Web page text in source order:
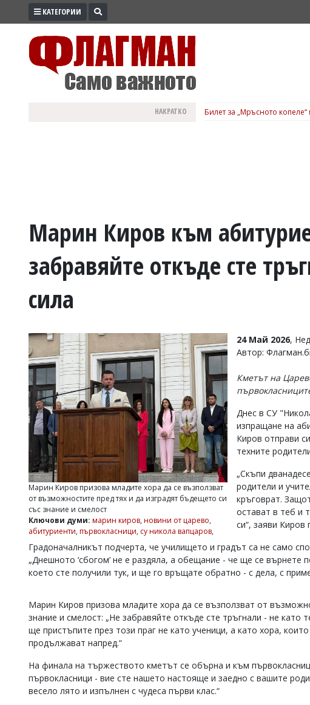
ПРОМО
ВОЙНАТА
УКРАЙНА
РАЗСЛЕДВАНЕ
БИЗНЕС
Управители:
Веселин
Василев,
v.vasilev@flagman.bg
Касабова,
k.kassabova@flagman.bg
Главен
редактор:
office@flagman.bg
Коментарите
статиите
въвеждат
читателите
редакцията
отговорност
КАТЕГОРИИ
НАКРАТКО Билет за „Мръсното
Марин Киров към
забравяйте откъде сте
сила
Марин Киров призова младите хора да се възползват
от възможностите пред тях и да изградят бъдещето си
със знание и смелост
Ключови думи: марин киров, новини от царево,
абитуриенти, първокласници, су никола вапцаров,
24 Май 2026,
Автор:
Кметът на
Днес в СУ
изпращане на
Киров отправи
техните
„Скъпи
родители и
кръговрат.
остават в теб и
си“, заяви Киров
Градоначалникът подчерта, че училището и градът са не само
„Днешното ‘сбогом’ не е раздяла, а обещание - че ще се
което сте получили тук, и ще го връщате обратно - с дела, с
Марин Киров призова младите хора да се възползват от
знание и смелост: „Не забравяйте откъде сте тръгнали - не като
ще пристъпите през този праг не като ученици, а като хора,
продължават напред.“
На финала на тържеството кметът се обърна и към
първокласници - вие сте нашето настояще и заедно с вашите
весело лято и изпълнен с чудеса първи клас.“